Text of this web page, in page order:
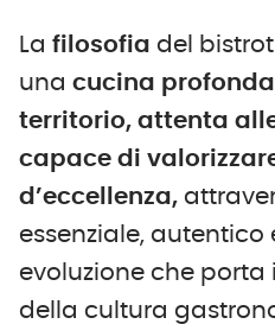
La filosofia del
una cucina
territorio, attenta
capace di
d’eccellenza,
essenziale, autentico
evoluzione che porta
della cultura